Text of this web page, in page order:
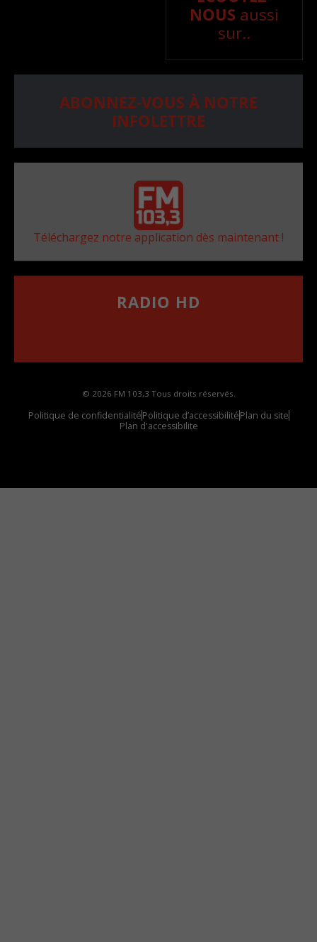
NOUS aussi
sur..
ABONNEZ-VOUS À NOTRE
INFOLETTRE
Téléchargez notre application dès maintenant !
RADIO HD
© 2026 FM 103,3 Tous droits réservés.
Politique de confidentialitéPolitique d’accessibilitéPlan du site
Plan d'accessibilite